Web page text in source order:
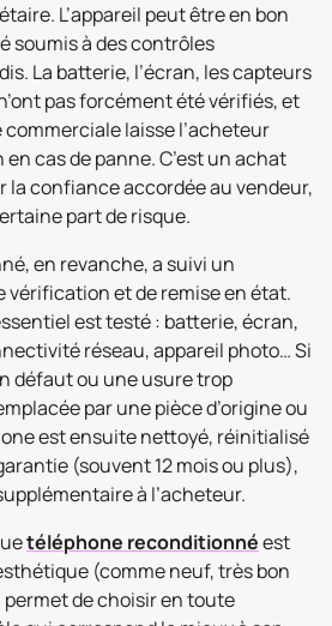
L’appareil peut être en bon
soumis à des contrôles
La batterie, l’écran, les capteurs
pas forcément été vérifiés, et
commerciale laisse l’acheteur
cas de panne. C’est un achat
la confiance accordée au vendeur,
part de risque.
en revanche, a suivi un
vérification et de remise en état.
est testé : batterie, écran,
réseau, appareil photo… Si
défaut ou une usure trop
par une pièce d’origine ou
est ensuite nettoyé, réinitialisé
(souvent 12 mois ou plus),
à l’acheteur.
téléphone reconditionnéest
(comme neuf, très bon
de choisir en toute